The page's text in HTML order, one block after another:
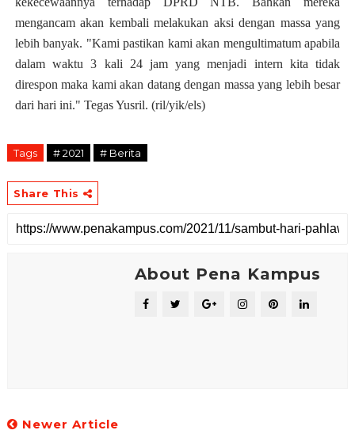
mengancam akan kembali melakukan aksi dengan massa yang
lebih banyak. "Kami pastikan kami akan mengultimatum apabila
dalam waktu 3 kali 24 jam yang menjadi intern kita tidak
direspon maka kami akan datang dengan massa yang lebih besar
dari hari ini." Tegas Yusril. (ril/yik/els)
Tags # 2021 # Berita
Share This
About Pena Kampus
Newer Article